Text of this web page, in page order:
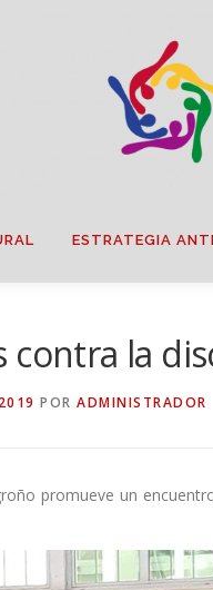
ESTRATEGIA
contra la
POR ADMINISTRADOR
promueve un